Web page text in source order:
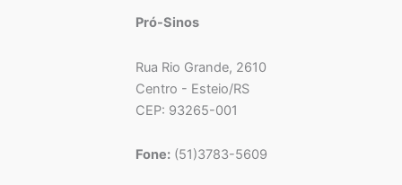
Pró-Sinos
Rua Rio Grande, 2610
Centro - Esteio/RS
CEP: 93265-001
Fone:(51)3783-5609